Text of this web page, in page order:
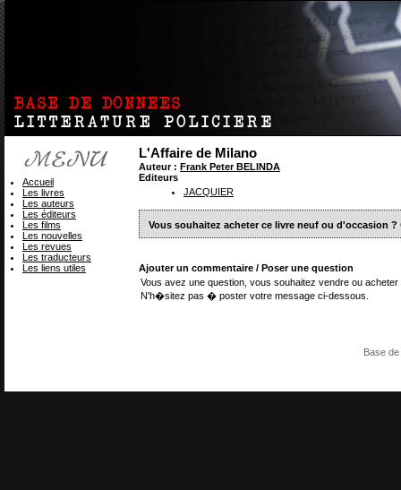
L'Affaire de Milano
Auteur : Frank Peter BELINDA
Editeurs
JACQUIER
Vous souhaitez acheter ce livre neuf ou d'occasion ?
Ajouter un commentaire / Poser une question
Vous avez une question, vous souhaitez vendre ou
N'h�sitez pas � poster votre message ci-dessous.
Accueil
Les livres
Les auteurs
Les éditeurs
Les films
Les nouvelles
Les revues
Les traducteurs
Les liens utiles
Base